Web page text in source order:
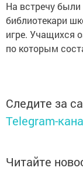
На встречу
библиотекари
игре. Учащихся
по которым
Следите за
Telegram-
Читайте